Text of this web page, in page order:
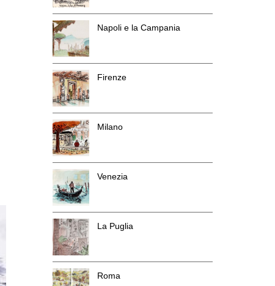
Napoli e la Campania
Firenze
Milano
Venezia
La Puglia
Roma